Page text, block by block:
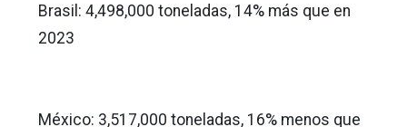
Brasil: 4,498,000 toneladas, 14% más que en
2023
México: 3,517,000 toneladas, 16% menos que